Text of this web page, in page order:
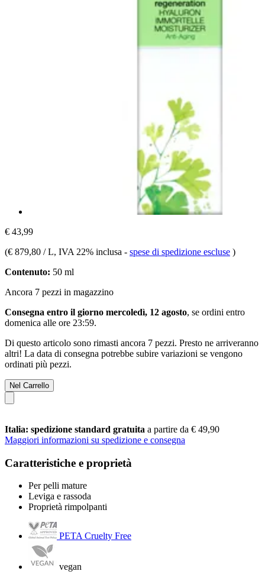
€ 43,99
(€ 879,80 / L, IVA 22% inclusa - spese di spedizione escluse )
Contenuto: 50 ml
Ancora 7 pezzi in magazzino
Consegna entro il giorno mercoledì, 12 agosto, se ordini entro
domenica alle ore 23:59.
Di questo articolo sono rimasti ancora 7 pezzi. Presto ne arriveranno
altri! La data di consegna potrebbe subire variazioni se vengono
ordinati più pezzi.
Nel Carrello
Italia: spedizione standard gratuita a partire da € 49,90
Maggiori informazioni su spedizione e consegna
Caratteristiche e proprietà
Per pelli mature
Leviga e rassoda
Proprietà rimpolpanti
PETA Cruelty Free
vegan